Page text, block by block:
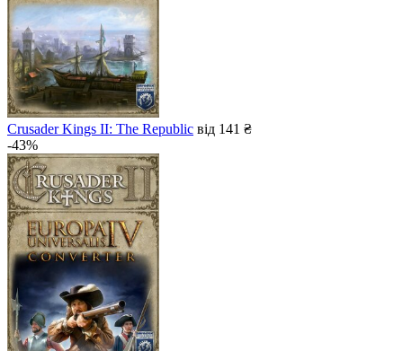
Crusader Kings II: The Republic від 141 ₴
-43%